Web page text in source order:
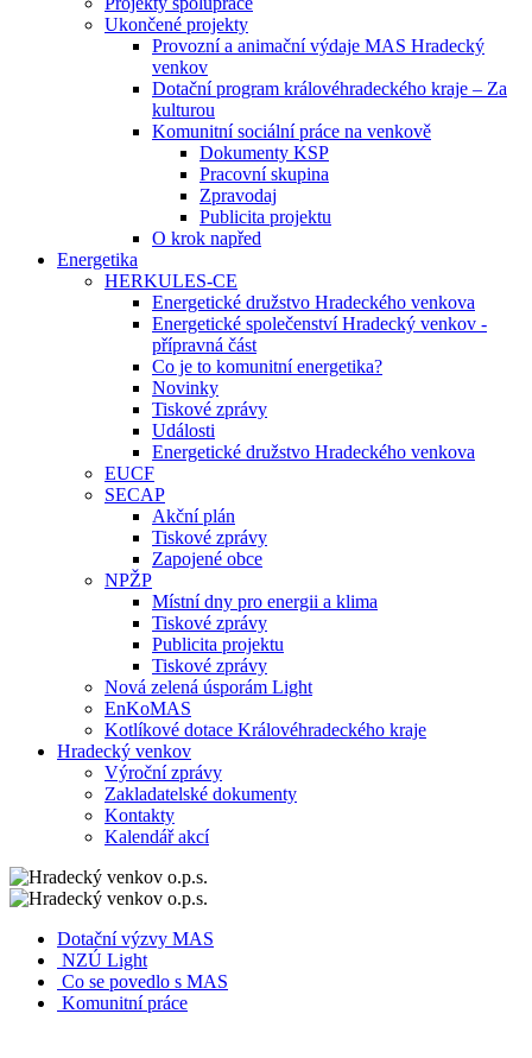
Ukončené projekty
Provozní a animační výdaje MAS Hradecký
venkov
Dotační program královéhradeckého kraje – Za
kulturou
Komunitní sociální práce na venkově
Dokumenty KSP
Pracovní skupina
Zpravodaj
Publicita projektu
O krok napřed
Energetika
HERKULES-CE
Energetické družstvo Hradeckého venkova
Energetické společenství Hradecký venkov -
přípravná část
Co je to komunitní energetika?
Novinky
Tiskové zprávy
Události
Energetické družstvo Hradeckého venkova
EUCF
SECAP
Akční plán
Tiskové zprávy
Zapojené obce
NPŽP
Místní dny pro energii a klima
Tiskové zprávy
Publicita projektu
Tiskové zprávy
Nová zelená úsporám Light
EnKoMAS
Kotlíkové dotace Královéhradeckého kraje
Hradecký venkov
Výroční zprávy
Zakladatelské dokumenty
Kontakty
Kalendář akcí
Dotační výzvy MAS
NZÚ Light
Co se povedlo s MAS
Komunitní práce